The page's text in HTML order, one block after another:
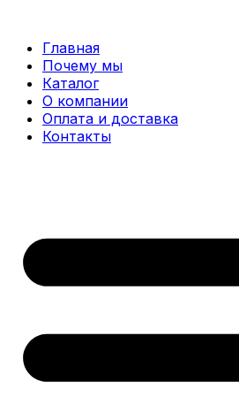
содержимому
Главная
Почему мы
Каталог
О компании
Оплата и доставка
Контакты